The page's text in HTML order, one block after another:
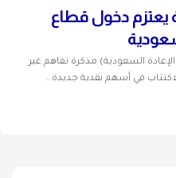
يعتزم دخول قطاع
السعودية) مذكرة تفاهم غير
في أسهم نقدية جديدة…